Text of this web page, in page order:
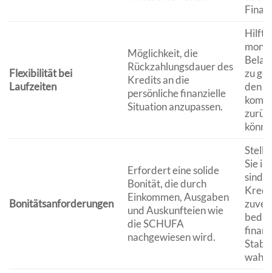
Flexibilität bei
Laufzeiten
Möglichkeit, die
Rückzahlungsdauer des
Kredits an die
persönliche finanzielle
Situation anzupassen.
Hilft,
zu
den
Bonitätsanforderungen
Erfordert eine solide
Bonität, die durch
Einkommen, Ausgaben
und Auskunfteien wie
die SCHUFA
nachgewiesen wird.
Stellt
Sie in
sind,